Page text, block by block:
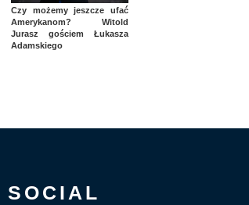
Czy możemy jeszcze ufać
Amerykanom? Witold
Jurasz gościem Łukasza
Adamskiego
SOCIAL